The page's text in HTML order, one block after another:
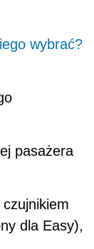
wybrać?
pasażera
dla Easy),